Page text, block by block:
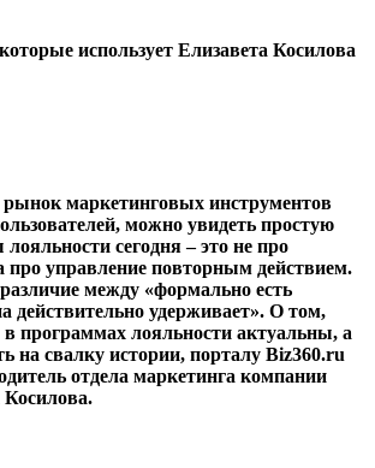
использует Елизавета Косилова
рынок маркетинговых инструментов
можно увидеть простую
сегодня – это не про
про управление повторным действием.
между «формально есть
действительно удерживает». О том,
программах лояльности актуальны, а
на свалку истории, порталу Biz360.ru
отдела маркетинга компании
Косилова.